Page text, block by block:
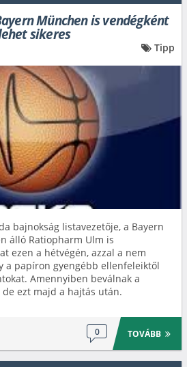
München is vendégként
sikeres
bajnokság listavezetője, a Bayern
álló Ratiopharm Ulm is
ezen a hétvégén, azzal a nem
a papíron gyengébb ellenfeleiktől
Amennyiben beválnak a
ezt majd a hajtás után.
0 TOVÁBB
Tipp